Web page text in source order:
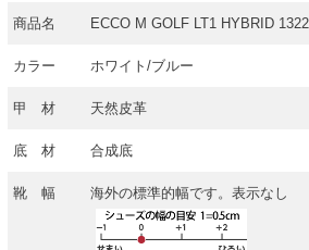
商品名 ECCO M GOLF LT1 HYBRID
カラー ホワイト/ブルー
甲 材 天然皮革
底 材 合成底
靴 幅 海外の標準的幅です。表示なし